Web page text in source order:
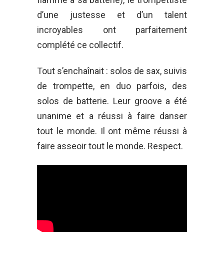
d’une justesse et d’un talent
incroyables ont parfaitement
complété ce collectif.
Tout s’enchaînait : solos de sax, suivis
de trompette, en duo parfois, des
solos de batterie. Leur groove a été
unanime et a réussi à faire danser
tout le monde. Il ont même réussi à
faire asseoir tout le monde. Respect.